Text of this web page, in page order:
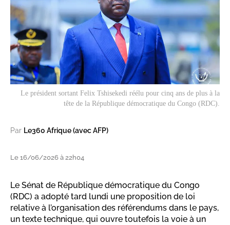
Le président sortant Felix Tshisekedi réélu pour cinq ans de plus à la
tête de la République démocratique du Congo (RDC).
Par Le360 Afrique (avec AFP)
Le 16/06/2026 à 22h04
Le Sénat de République démocratique du Congo
(RDC) a adopté tard lundi une proposition de loi
relative à l’organisation des référendums dans le pays,
un texte technique, qui ouvre toutefois la voie à un